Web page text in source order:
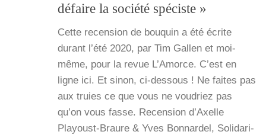
défaire la société spéciste »
Cette recen­sion de bou­quin a été écrite
durant l’é­té 2020, par Tim Gal­len et moi-
même, pour la revue L’A­morce. C’est en
ligne ici. Et sinon, ci-des­­sous ! Ne faites pas
aux truies ce que vous ne vou­driez pas
qu’on vous fasse. Recen­sion d’Axelle
Playoust-Braure & Yves Bon­nar­del, Soli­da­ri­